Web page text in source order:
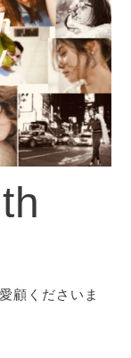
顧くださいま